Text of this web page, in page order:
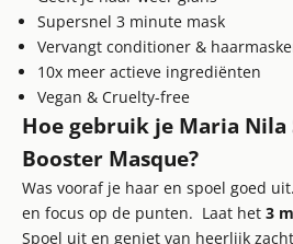
Supersnel 3 minute mask
Vervangt conditioner &
10x meer actieve ingrediënten
Vegan & Cruelty-free
Hoe gebruik je Maria Nila
Booster Masque?
Was vooraf je haar en spoel goed
en focus op de punten. Laat het 3
Spoel uit en geniet van heerlijk